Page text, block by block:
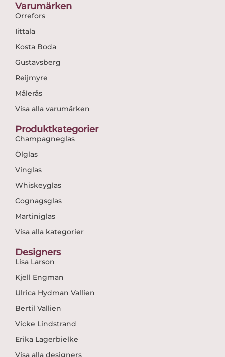
Varumärken
Orrefors
Iittala
Kosta Boda
Gustavsberg
Reijmyre
Målerås
Visa alla varumärken
Produktkategorier
Champagneglas
Ölglas
Vinglas
Whiskeyglas
Cognagsglas
Martiniglas
Visa alla kategorier
Designers
Lisa Larson
Kjell Engman
Ulrica Hydman Vallien
Bertil Vallien
Vicke Lindstrand
Erika Lagerbielke
Visa alla designers